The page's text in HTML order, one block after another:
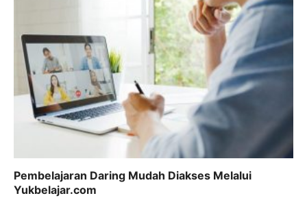
Pembelajaran Daring Mudah Diakses Melalui
Yukbelajar.com